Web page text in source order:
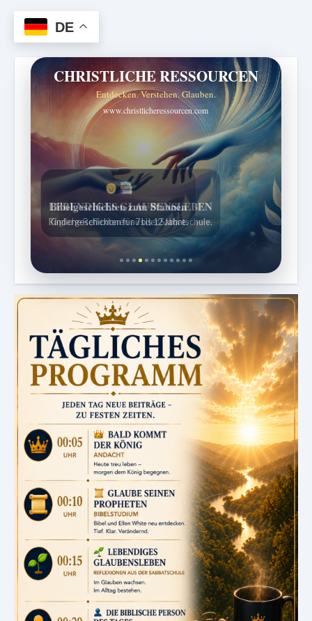
DE
CHRISTLICHE RESSOURCEN
Entdecken. Verstehen. Glauben.
www.christlicheressourcen.com
Bibelgeschichten zum Staunen
Kindergeschichten für 7 bis 12 Jahre.